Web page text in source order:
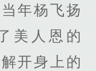
年杨飞扬
美人恩的
开身上的